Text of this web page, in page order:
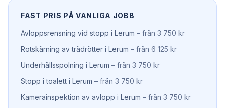
FAST PRIS PÅ VANLIGA JOBB
Avloppsrensning vid stopp i Lerum – från 3 750 kr
Rotskärning av trädrötter i Lerum – från 6 125 kr
Underhållsspolning i Lerum – från 3 750 kr
Stopp i toalett i Lerum – från 3 750 kr
Kamerainspektion av avlopp i Lerum – från 3 750 kr